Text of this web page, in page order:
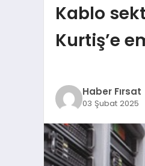
Kablo
Kurtiş’e
Haber Fırsat
03 Şubat 2025